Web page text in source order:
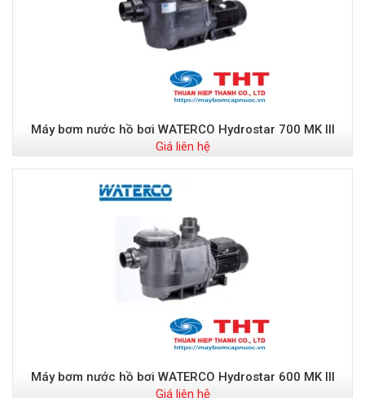
Máy bơm nước hồ bơi WATERCO Hydrostar 700 MK III
Giá liên hệ
Máy bơm nước hồ bơi WATERCO Hydrostar 600 MK III
Giá liên hệ